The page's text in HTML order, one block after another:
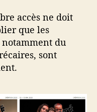
accès ne doit
que les
notamment du
sont